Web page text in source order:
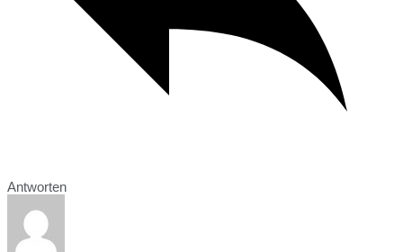
Antworten